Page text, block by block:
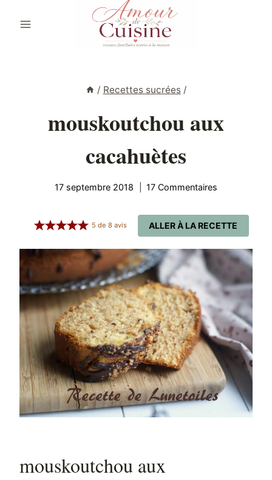
/ Recettes sucrées /
mouskoutchou aux
cacahuètes
17 septembre 2018 17 Commentaires
ALLER À LA RECETTE
5 de8 avis
mouskoutchou aux